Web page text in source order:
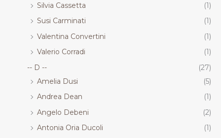
Silvia Cassetta
(1)
Susi Carminati
(1)
Valentina Convertini
(1)
Valerio Corradi
(1)
-- D --
(27)
Amelia Dusi
(5)
Andrea Dean
(1)
Angelo Debeni
(2)
Antonia Oria Ducoli
(1)